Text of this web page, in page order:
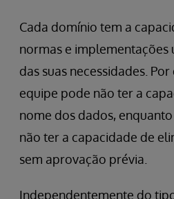
Cada domínio tem a
normas e implementações
das suas necessidades.
equipe pode não ter a
nome dos dados,
não ter a capacidade de
sem aprovação prévia.
Independentemente do